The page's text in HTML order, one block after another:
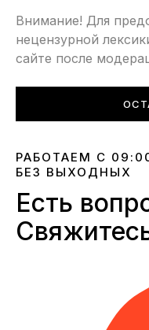
Внимание! Для
нецензурной
сайте после
РАБОТАЕМ С
БЕЗ ВЫХОДНЫХ
Есть